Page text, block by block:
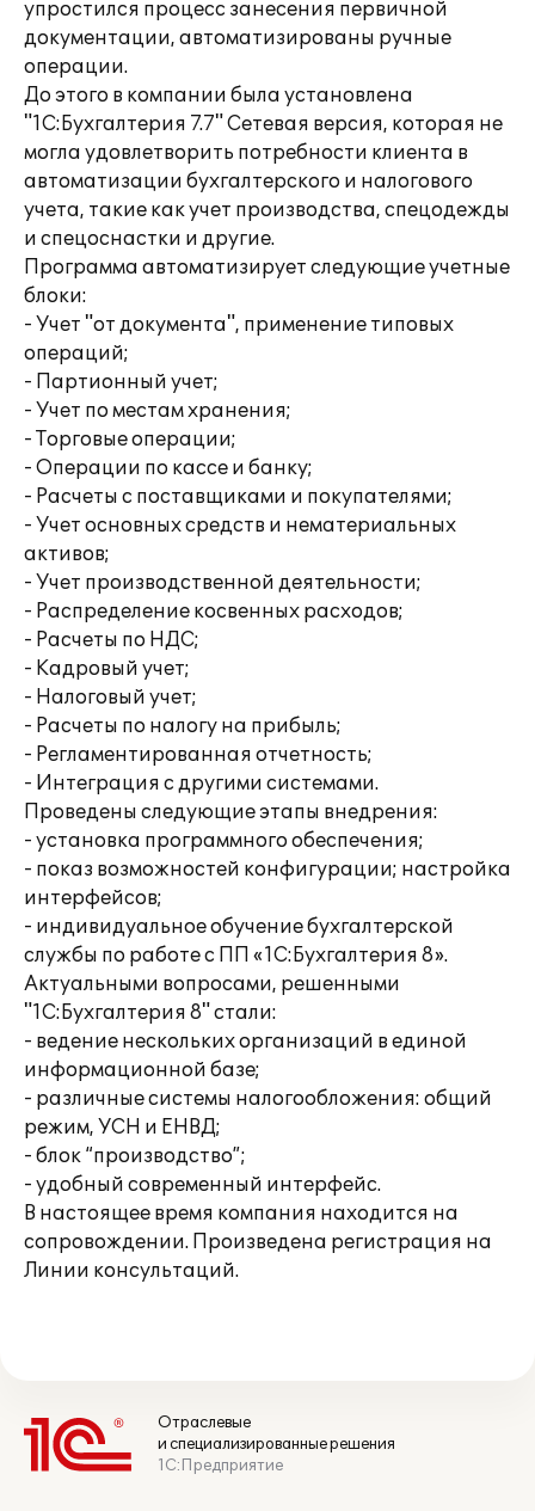
упростился процесс занесения первичной
документации, автоматизированы ручные
операции.
До этого в компании была установлена
"1С:Бухгалтерия 7.7" Сетевая версия, которая не
могла удовлетворить потребности клиента в
автоматизации бухгалтерского и налогового
учета, такие как учет производства, спецодежды
и спецоснастки и другие.
Программа автоматизирует следующие учетные
блоки:
- Учет "от документа", применение типовых
операций;
- Партионный учет;
- Учет по местам хранения;
- Торговые операции;
- Операции по кассе и банку;
- Расчеты с поставщиками и покупателями;
- Учет основных средств и нематериальных
активов;
- Учет производственной деятельности;
- Распределение косвенных расходов;
- Расчеты по НДС;
- Кадровый учет;
- Налоговый учет;
- Расчеты по налогу на прибыль;
- Регламентированная отчетность;
- Интеграция с другими системами.
Проведены следующие этапы внедрения:
- установка программного обеспечения;
- показ возможностей конфигурации; настройка
интерфейсов;
- индивидуальное обучение бухгалтерской
службы по работе с ПП «1С:Бухгалтерия 8».
Актуальными вопросами, решенными
"1С:Бухгалтерия 8" стали:
- ведение нескольких организаций в единой
информационной базе;
- различные системы налогообложения: общий
режим, УСН и ЕНВД;
- блок “производство”;
- удобный современный интерфейс.
В настоящее время компания находится на
сопровождении. Произведена регистрация на
Линии консультаций.
Отраслевые
и специализированные решения
1С:Предприятие